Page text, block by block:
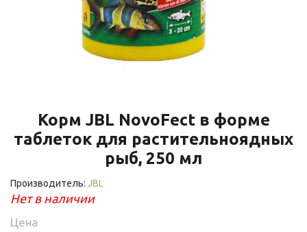
Корм JBL NovoFect в форме
таблеток для растительноядных
рыб, 250 мл
Производитель: JBL
Нет в наличии
Цена